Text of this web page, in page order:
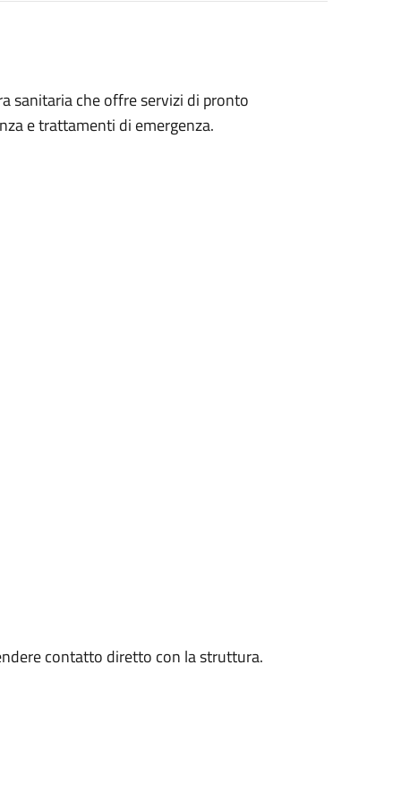
sanitaria che offre servizi di pronto
e trattamenti di emergenza.
contatto diretto con la struttura.